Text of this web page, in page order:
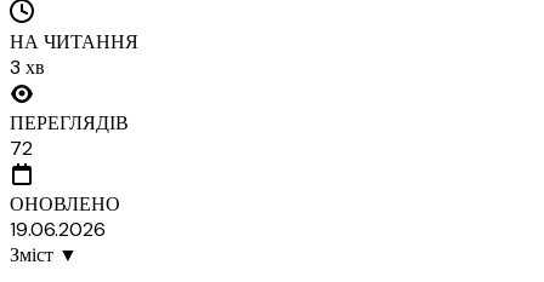
НА ЧИТАННЯ
3 хв
ПЕРЕГЛЯДІВ
72
ОНОВЛЕНО
19.06.2026
Зміст ▼